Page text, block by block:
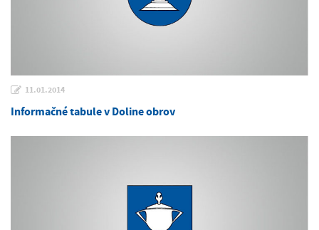
11.01.2014
Informačné tabule v Doline obrov